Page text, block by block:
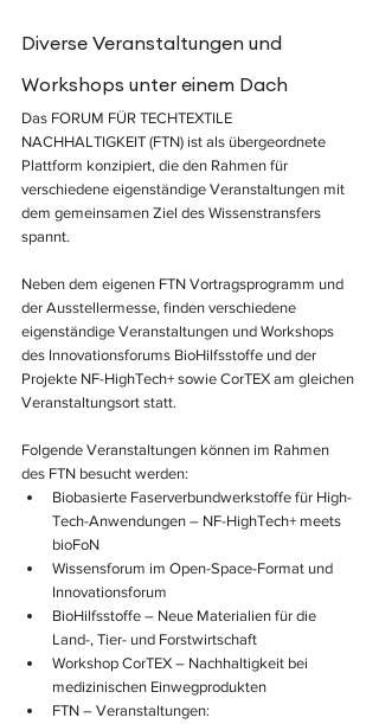
Diverse Veranstaltungen und
Workshops unter einem Dach
Das FORUM FÜR TECHTEXTILE
NACHHALTIGKEIT (FTN) ist als übergeordnete
Plattform konzipiert, die den Rahmen für
verschiedene eigenständige Veranstaltungen mit
dem gemeinsamen Ziel des Wissenstransfers
spannt.
Neben dem eigenen FTN Vortragsprogramm und
der Ausstellermesse, finden verschiedene
eigenständige Veranstaltungen und Workshops
des Innovationsforums BioHilfsstoffe und der
Projekte NF-HighTech+ sowie CorTEX am gleichen
Veranstaltungsort statt.
Folgende Veranstaltungen können im Rahmen
des FTN besucht werden:
Biobasierte Faserverbundwerkstoffe für High-
Tech-Anwendungen – NF-HighTech+ meets
bioFoN
Wissensforum im Open-Space-Format und
Innovationsforum
BioHilfsstoffe – Neue Materialien für die
Land-, Tier- und Forstwirtschaft
Workshop CorTEX – Nachhaltigkeit bei
medizinischen Einwegprodukten
FTN – Veranstaltungen: